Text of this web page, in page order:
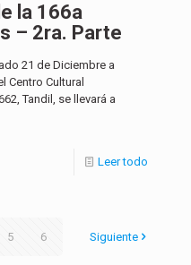
la 166a
– 2ra. Parte
21 de Diciembre a
Centro Cultural
Tandil, se llevará a
Leer todo
5 6 Siguiente